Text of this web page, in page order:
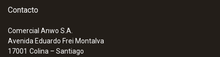
Contacto
Comercial Anwo S.A.
Avenida Eduardo Frei Montalva
17001 Colina – Santiago